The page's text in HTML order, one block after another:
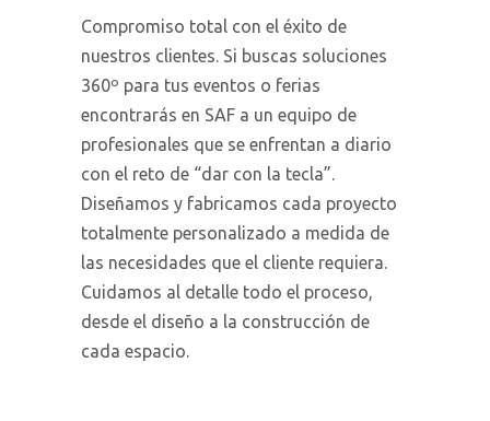
Compromiso total con el éxito de
nuestros clientes. Si buscas soluciones
360º para tus eventos o ferias
encontrarás en SAF a un equipo de
profesionales que se enfrentan a diario
con el reto de “dar con la tecla”.
Diseñamos y fabricamos cada proyecto
totalmente personalizado a medida de
las necesidades que el cliente requiera.
Cuidamos al detalle todo el proceso,
desde el diseño a la construcción de
cada espacio.